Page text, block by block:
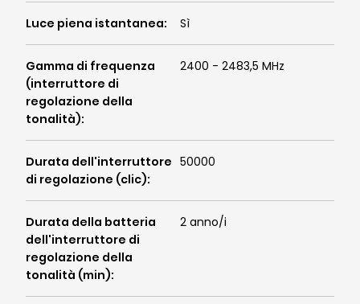
Luce piena istantanea: Sì
Gamma di frequenza
(interruttore di
regolazione della
tonalità):
2400 - 2483,5 MHz
Durata dell'interruttore
di regolazione (clic):
50000
Durata della batteria
dell'interruttore di
regolazione della
tonalità (min):
2 anno/i